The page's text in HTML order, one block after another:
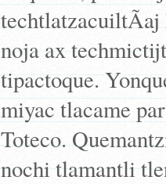
techtlatzacuiltÃ­aj
noja ax
tipactoque.
miyac tlacame
Toteco.
nochi tlamantli